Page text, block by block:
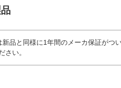
品と同様に1年間のメーカ保証が
さい。